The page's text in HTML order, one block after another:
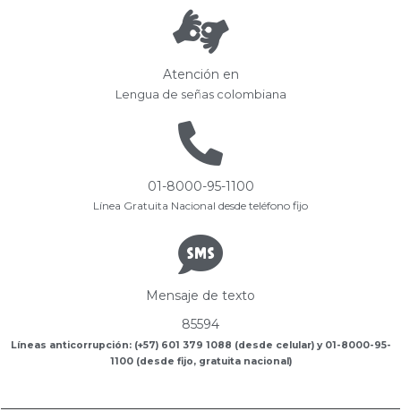
Atención en
Lengua de señas colombiana
01-8000-95-1100
Línea Gratuita Nacional desde teléfono fijo
Mensaje de texto
85594
Líneas anticorrupción: (+57) 601 379 1088 (desde celular) y 01-8000-95-
1100 (desde fijo, gratuita nacional)